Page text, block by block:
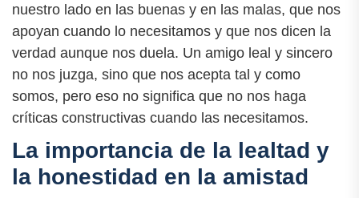
nuestro lado en las buenas y en las malas, que nos
apoyan cuando lo necesitamos y que nos dicen la
verdad aunque nos duela. Un amigo leal y sincero
no nos juzga, sino que nos acepta tal y como
somos, pero eso no significa que no nos haga
críticas constructivas cuando las necesitamos.
La importancia de la lealtad y
la honestidad en la amistad